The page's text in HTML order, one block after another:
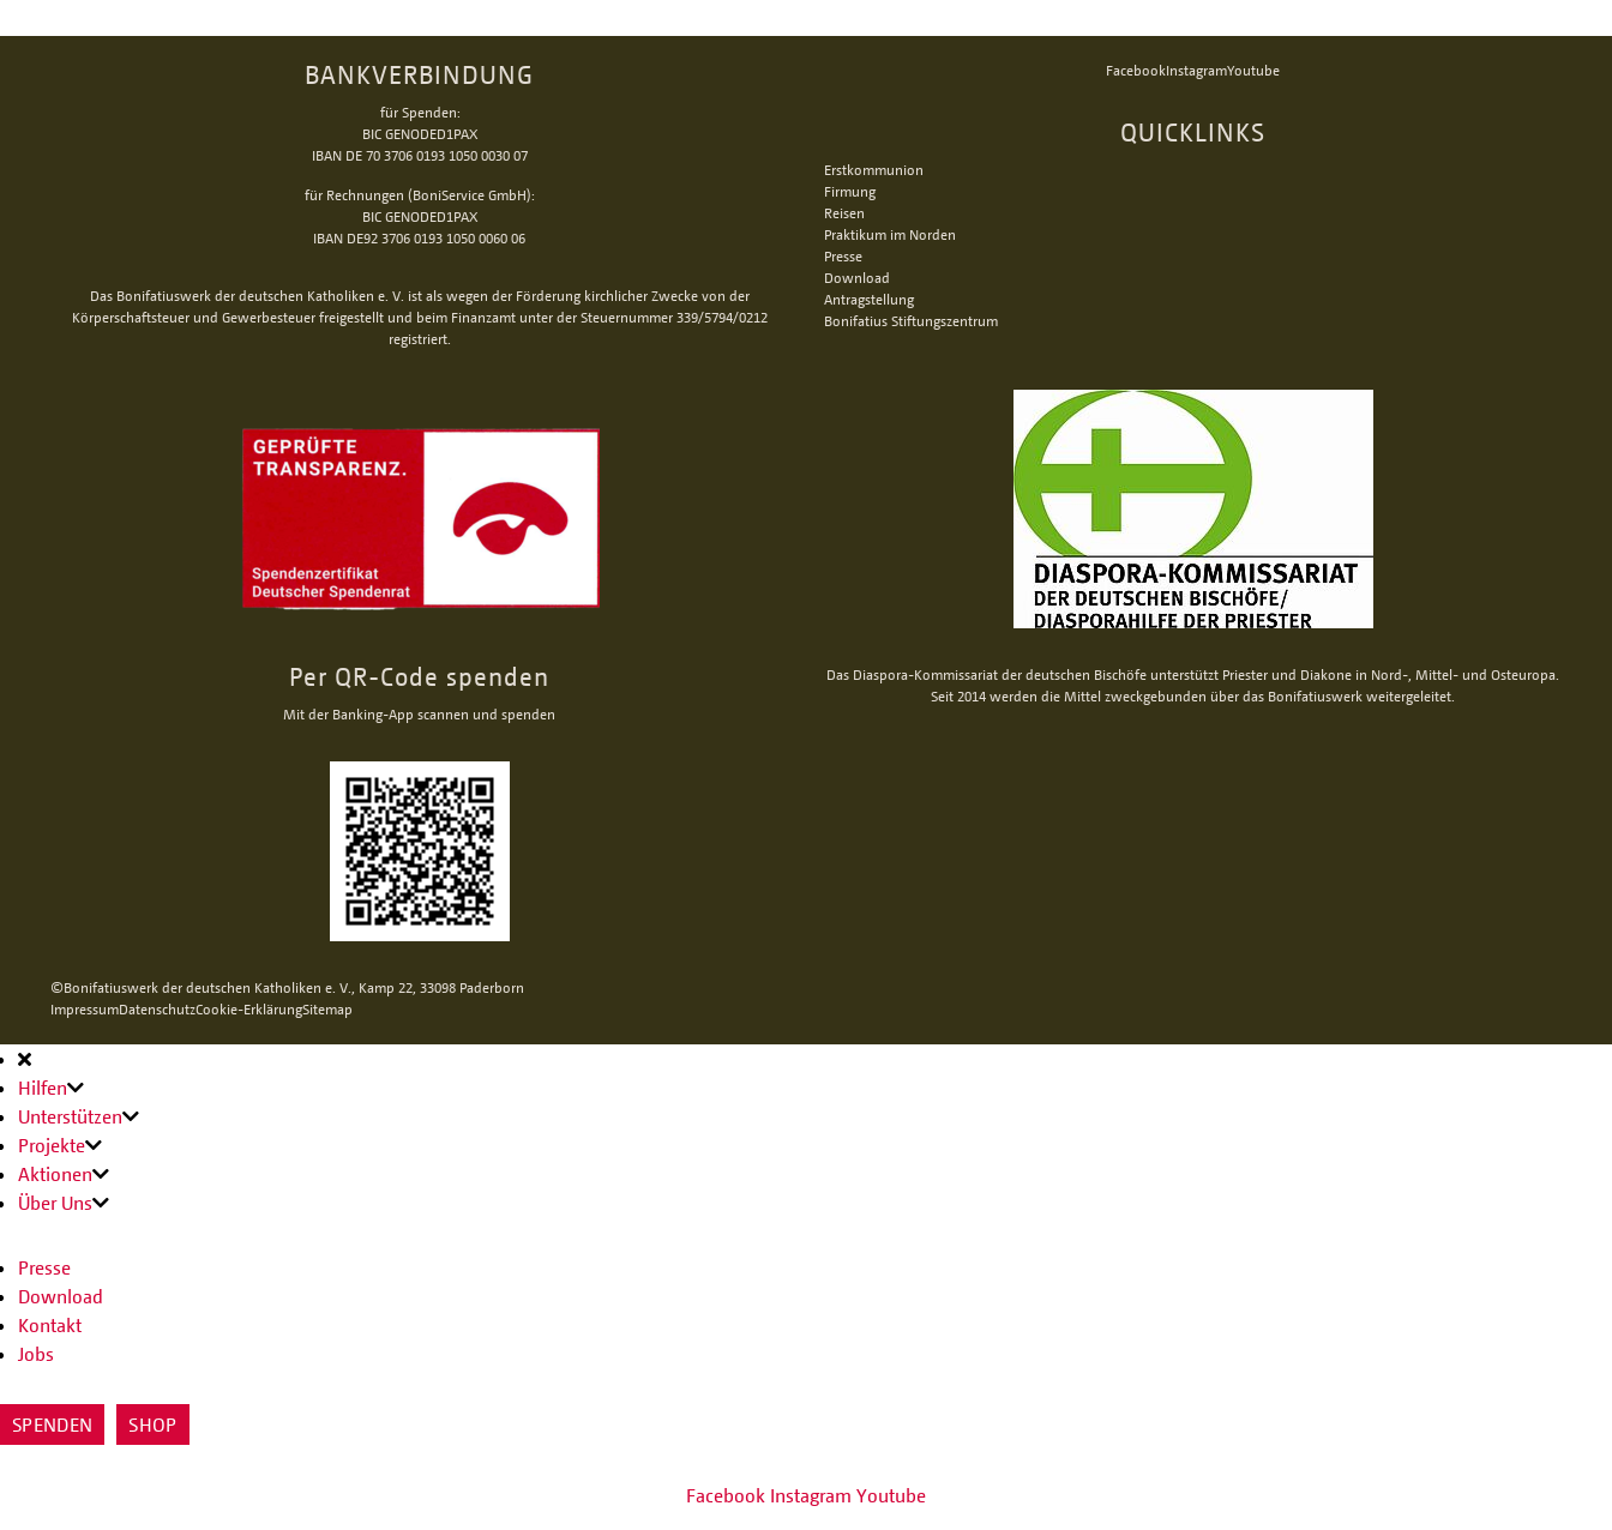
BANKVERBINDUNG
für Spenden:
BIC GENODED1PAX
IBAN DE 70 3706 0193 1050 0030 07
für Rechnungen (BoniService GmbH):
BIC GENODED1PAX
IBAN DE92 3706 0193 1050 0060 06
Das Bonifatiuswerk der deutschen Katholiken e. V. ist als wegen der Förderung kirchlicher Zwecke von der
Körperschaftsteuer und Gewerbesteuer freigestellt und beim Finanzamt unter der Steuernummer 339/5794/0212
registriert.
Per QR-Code spenden
Mit der Banking-App scannen und spenden
FacebookInstagramYoutube
QUICKLINKS
Erstkommunion
Firmung
Reisen
Praktikum im Norden
Presse
Download
Antragstellung
Bonifatius Stiftungszentrum
Das Diaspora-Kommissariat der deutschen Bischöfe unterstützt Priester und Diakone in Nord-, Mittel- und Osteuropa.
Seit 2014 werden die Mittel zweckgebunden über das Bonifatiuswerk weitergeleitet.
©Bonifatiuswerk der deutschen Katholiken e. V., Kamp 22, 33098 Paderborn
ImpressumDatenschutzCookie-ErklärungSitemap
Hauptnavigation
Hilfen
Unterstützen
Projekte
Aktionen
Über Uns
Presse
Download
Kontakt
Jobs
SPENDEN SHOP
Facebook Instagram Youtube